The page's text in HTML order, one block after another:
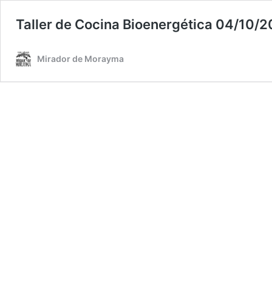
Taller de Cocina Bioenergética 04/10/
Mirador de Morayma